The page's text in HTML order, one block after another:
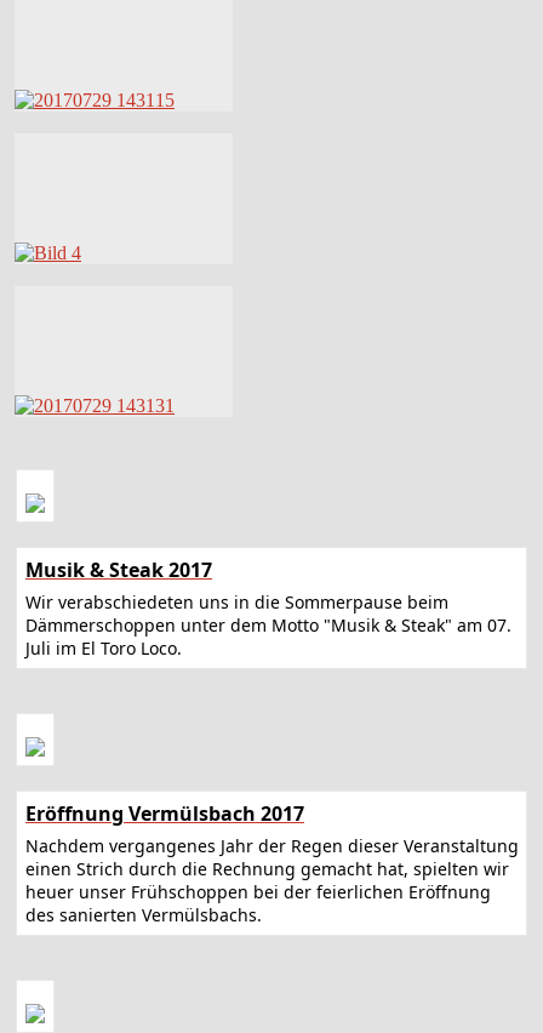
Musik & Steak 2017
Wir verabschiedeten uns in die Sommerpause beim
Dämmerschoppen unter dem Motto "Musik & Steak" am 07.
Juli im El Toro Loco.
Eröffnung Vermülsbach 2017
Nachdem vergangenes Jahr der Regen dieser Veranstaltung
einen Strich durch die Rechnung gemacht hat, spielten wir
heuer unser Frühschoppen bei der feierlichen Eröffnung
des sanierten Vermülsbachs.